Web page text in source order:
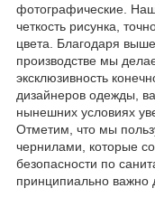
фотографические.
четкость рисунка,
цвета. Благодаря
производстве мы
эксклюзивность
дизайнеров одежды,
нынешних условиях
Отметим, что мы
чернилами, которые
безопасности по
принципиально важно